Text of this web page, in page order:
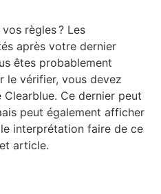
règles ? Les
après votre dernier
êtes probablement
le vérifier, vous devez
Ce dernier peut
peut également afficher
interprétation faire de ce
article.